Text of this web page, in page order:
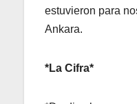
estuvieron para
Ankara.
*La Cifra*